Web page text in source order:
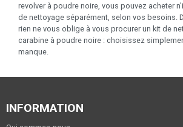
revolver à poudre noire, vous pouvez acheter
de nettoyage séparément, selon vos besoins.
rien ne vous oblige à vous procurer un kit de
carabine à poudre noire : choisissez
manque.
INFORMATION